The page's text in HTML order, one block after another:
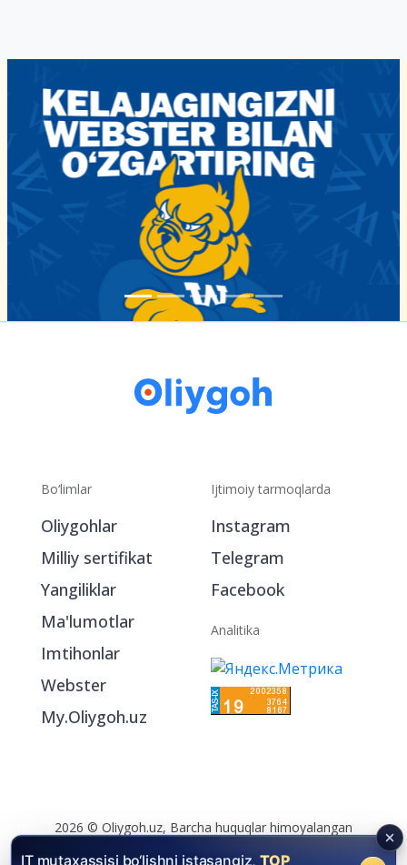
Bo‘limlar
Oliygohlar
Milliy sertifikat
Yangiliklar
Ma'lumotlar
Imtihonlar
Webster
My.Oliygoh.uz
Ijtimoiy tarmoqlarda
Instagram
Telegram
Facebook
Analitika
2026 © Oliygoh.uz, Barcha huquqlar himoyalangan
Reklama/Foydalanish shartlari
IT mutaxassisi bo‘lishni istasangiz,TOP